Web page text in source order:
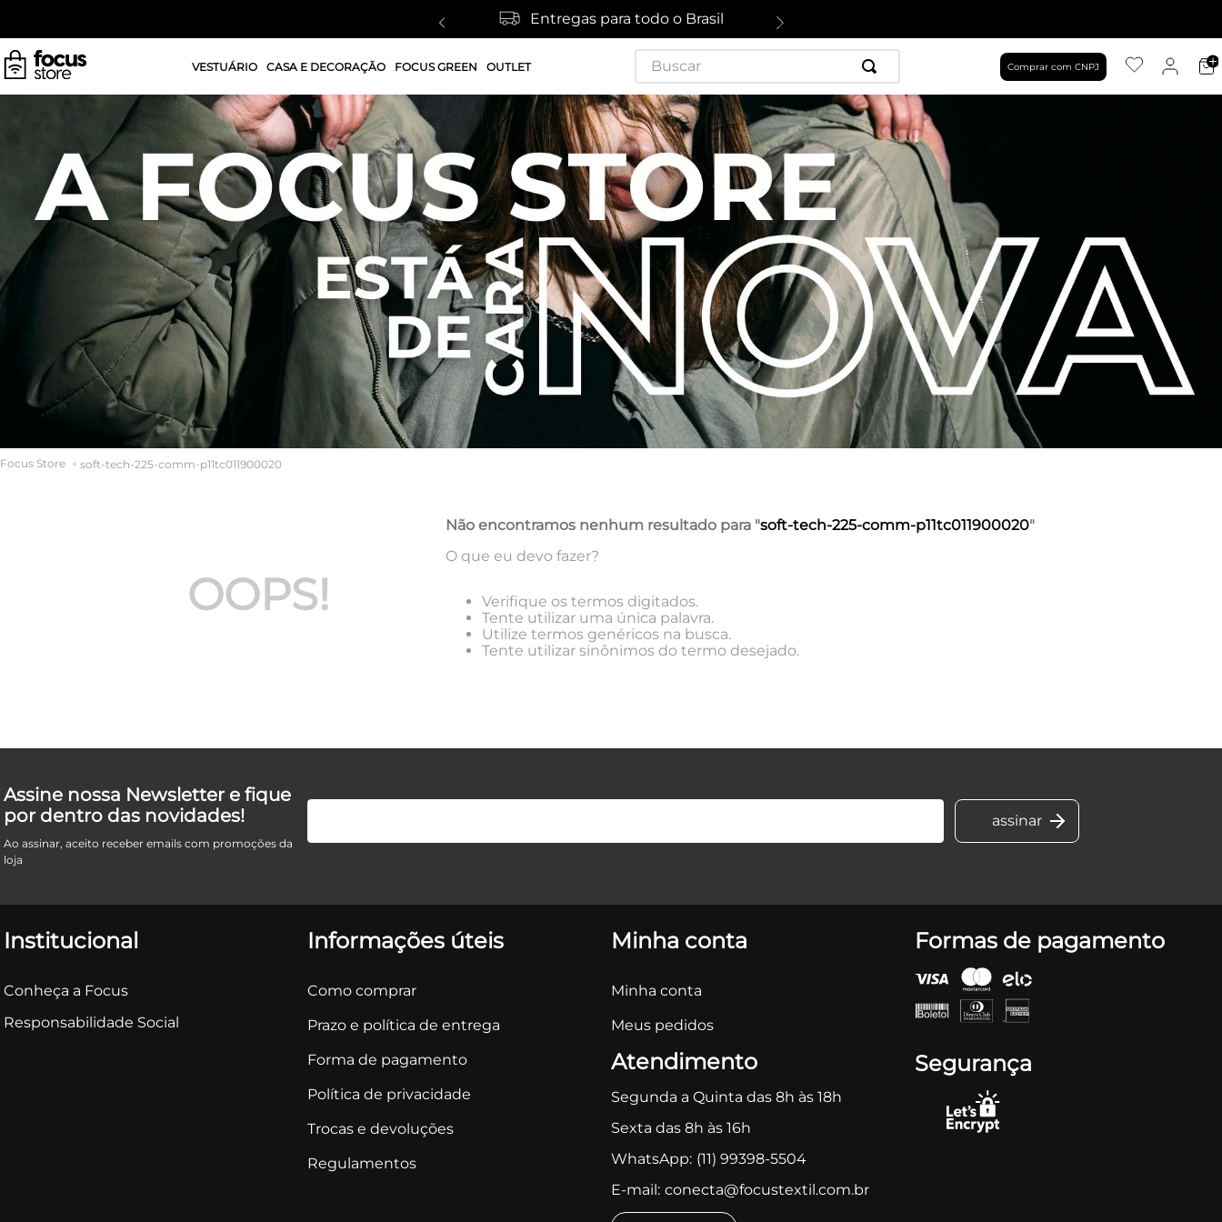
Entregas para todo o Brasil
VESTUÁRIO CASA E DECORAÇÃO FOCUS GREEN OUTLET
Buscar
Comprar com CNPJ
soft-tech-225-comm-p11tc011900020
OOPS!
Não encontramos nenhum resultado para "soft-tech-225-comm-p11tc011900020"
O que eu devo fazer?
Verifique os termos digitados.
Tente utilizar uma única palavra.
Utilize termos genéricos na busca.
Tente utilizar sinônimos do termo desejado.
Assine nossa Newsletter e fique
por dentro das novidades!
Ao assinar, aceito receber emails com promoções da
loja
Institucional
Conheça a Focus
Responsabilidade Social
Informações úteis
Como comprar
Prazo e política de entrega
Forma de pagamento
Política de privacidade
Trocas e devoluções
Regulamentos
Minha conta
Minha conta
Meus pedidos
Atendimento
Segunda a Quinta das 8h às 18h
Sexta das 8h às 16h
WhatsApp: (11) 99398-5504
E-mail: conecta@focustextil.com.br
Formas de pagamento
Segurança